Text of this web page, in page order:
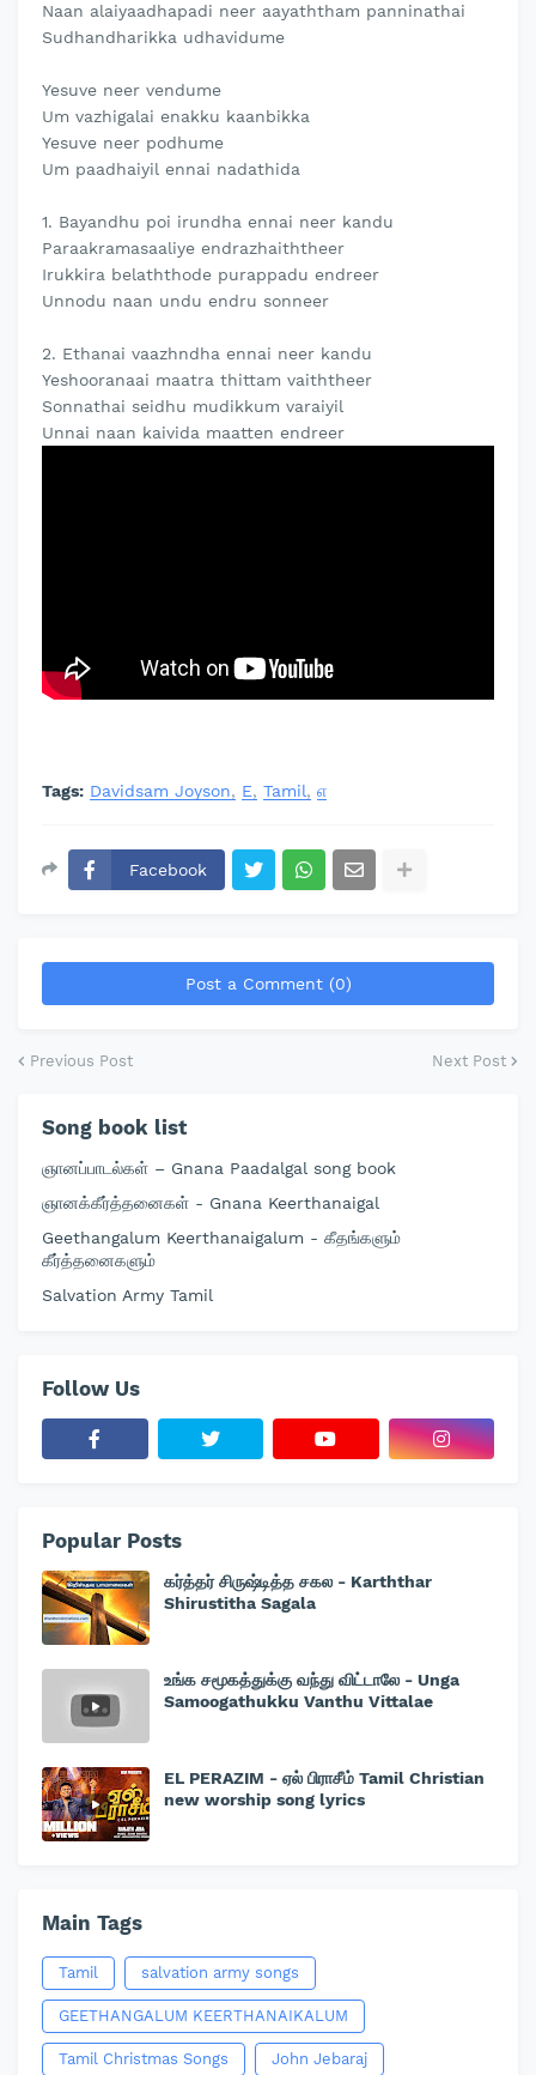
Naan alaiyaadhapadi neer aayaththam panninathai
Sudhandharikka udhavidume
Yesuve neer vendume
Um vazhigalai enakku kaanbikka
Yesuve neer podhume
Um paadhaiyil ennai nadathida
1. Bayandhu poi irundha ennai neer kandu
Paraakramasaaliye endrazhaiththeer
Irukkira belaththode purappadu endreer
Unnodu naan undu endru sonneer
2. Ethanai vaazhndha ennai neer kandu
Yeshooranaai maatra thittam vaiththeer
Sonnathai seidhu mudikkum varaiyil
Unnai naan kaivida maatten endreer
Tags: Davidsam Joyson E Tamil எ
Facebook
Post a Comment (0)
Previous Post Next Post
Song book list
ஞானப்பாடல்கள் – Gnana Paadalgal song book
ஞானக்கீர்த்தனைகள் - Gnana Keerthanaigal
Geethangalum Keerthanaigalum - கீதங்களும்
கீர்த்தனைகளும்
Salvation Army Tamil
Follow Us
Popular Posts
கர்த்தர் சிருஷ்டித்த சகல - Karththar
Shirustitha Sagala
உங்க சமூகத்துக்கு வந்து விட்டாலே - Unga
Samoogathukku Vanthu Vittalae
EL PERAZIM - ஏல் பிராசீம் Tamil Christian
new worship song lyrics
Main Tags
Tamil salvation army songs
GEETHANGALUM KEERTHANAIKALUM
Tamil Christmas Songs John Jebaraj